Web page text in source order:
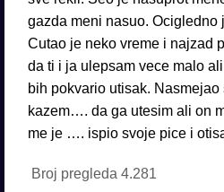
Broj pregleda 4.281